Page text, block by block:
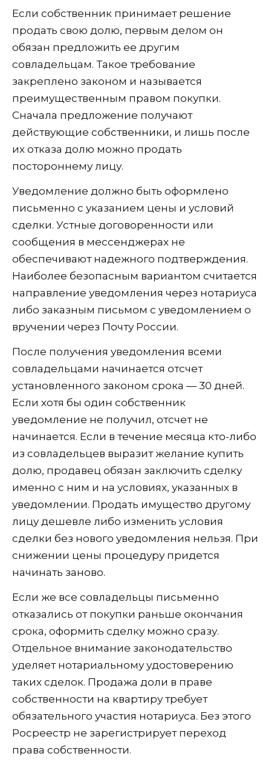
Если собственник принимает решение
продать свою долю, первым делом он
обязан предложить ее другим
совладельцам. Такое требование
закреплено законом и называется
преимущественным правом покупки.
Сначала предложение получают
действующие собственники, и лишь после
их отказа долю можно продать
постороннему лицу.
Уведомление должно быть оформлено
письменно с указанием цены и условий
сделки. Устные договоренности или
сообщения в мессенджерах не
обеспечивают надежного подтверждения.
Наиболее безопасным вариантом считается
направление уведомления через нотариуса
либо заказным письмом с уведомлением о
вручении через Почту России.
После получения уведомления всеми
совладельцами начинается отсчет
установленного законом срока — 30 дней.
Если хотя бы один собственник
уведомление не получил, отсчет не
начинается. Если в течение месяца кто-либо
из совладельцев выразит желание купить
долю, продавец обязан заключить сделку
именно с ним и на условиях, указанных в
уведомлении. Продать имущество другому
лицу дешевле либо изменить условия
сделки без нового уведомления нельзя. При
снижении цены процедуру придется
начинать заново.
Если же все совладельцы письменно
отказались от покупки раньше окончания
срока, оформить сделку можно сразу.
Отдельное внимание законодательство
уделяет нотариальному удостоверению
таких сделок. Продажа доли в праве
собственности на квартиру требует
обязательного участия нотариуса. Без этого
Росреестр не зарегистрирует переход
права собственности.